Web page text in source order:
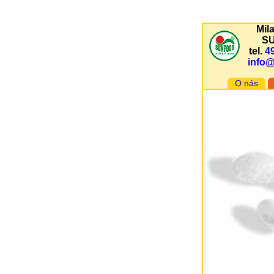
tel.
O nás